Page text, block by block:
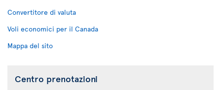
Convertitore di valuta
Voli economici per il Canada
Mappa del sito
Centro prenotazioni